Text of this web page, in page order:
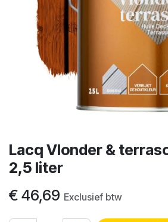
Lacq Vlonder &
2,5 liter
€ 46,69 Exclusief btw